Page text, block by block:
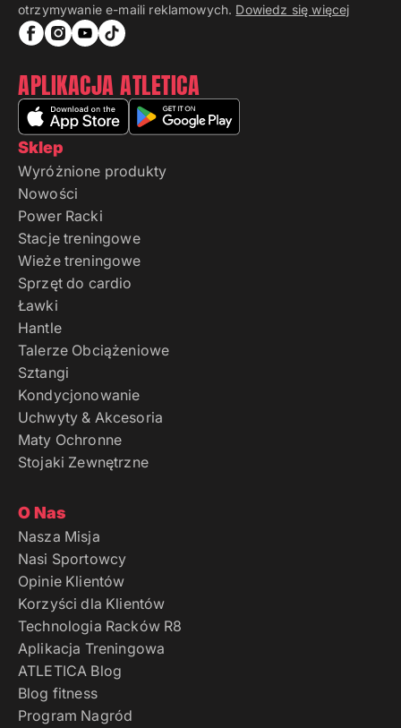
Sklep
Wyróżnione produkty
Nowości
Power Racki
Stacje treningowe
Wieże treningowe
Sprzęt do cardio
Ławki
Hantle
Talerze Obciążeniowe
Sztangi
Kondycjonowanie
Uchwyty & Akcesoria
Maty Ochronne
Stojaki Zewnętrzne
O Nas
Nasza Misja
Nasi Sportowcy
Opinie Klientów
Korzyści dla Klientów
Technologia Racków R8
Aplikacja Treningowa
ATLETICA Blog
Blog fitness
Program Nagród
otrzymywanie e-maili reklamowych. Dowiedz się więcej
APLIKACJA ATLETICA